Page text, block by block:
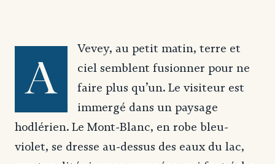
A
Vevey, au petit matin, terre et
ciel semblent fusionner pour ne
faire plus qu’un. Le visiteur est
immergé dans un paysage
hodlérien. Le Mont-Blanc, en robe bleu-
violet, se dresse au-dessus des eaux du lac,